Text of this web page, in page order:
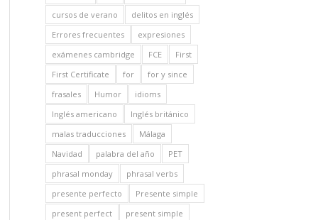
cursos de verano
delitos en inglés
Errores frecuentes
expresiones
exámenes cambridge
FCE
First
First Certificate
for
for y since
frasales
Humor
idioms
Inglés americano
Inglés británico
malas traducciones
Málaga
Navidad
palabra del año
PET
phrasal monday
phrasal verbs
presente perfecto
Presente simple
present perfect
present simple